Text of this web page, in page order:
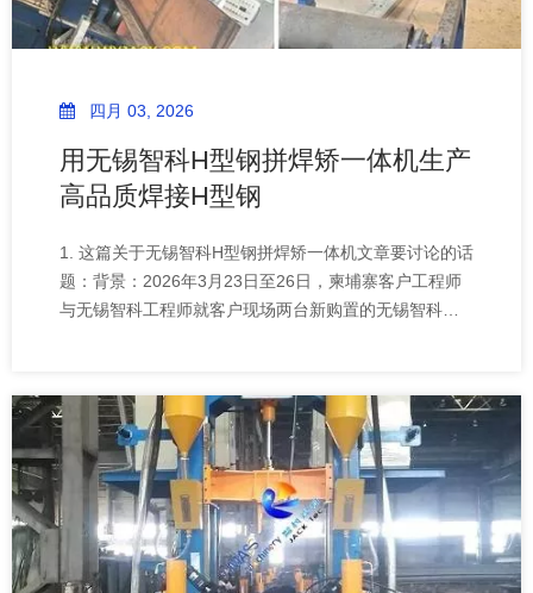
四月 03, 2026
用无锡智科H型钢拼焊矫一体机生产
高品质焊接H型钢
1. 这篇关于无锡智科H型钢拼焊矫一体机文章要讨论的话
题：背景：2026年3月23日至26日，柬埔寨客户工程师
与无锡智科工程师就客户现场两台新购置的无锡智科
如何有效使用该拼焊矫一体机，通过控制以下三个关键
点，高效生产高质量焊接H型钢：对H型钢组焊矫一体机
进行正确安装和精度调整；焊接工艺涉及的技术要点，
特别是“恒流”或“恒压”焊接方式的选择，以及焊接电流、
电压和速度的设置；H型钢焊接质量评价标准，以及用于
校正H型钢长向弯曲的矫正机；下面我们对这连续四天的
沟通情况进行简要回顾和总结，以